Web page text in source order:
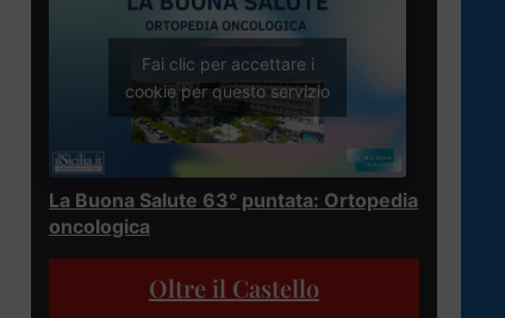
Fai clic per accettare i
cookie per questo servizio
La Buona Salute 63° puntata: Ortopedia
oncologica
Oltre il Castello